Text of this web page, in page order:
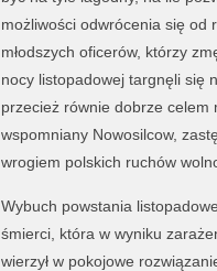
możliwości odwrócenia się od
młodszych oficerów, którzy
nocy listopadowej targnęli się
przecież równie dobrze celem
wspomniany Nowosilcow,
wrogiem polskich ruchów
Wybuch powstania
śmierci, która w wyniku
wierzył w pokojowe